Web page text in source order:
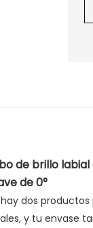
de brillo
de 0°
dos
y tu envase